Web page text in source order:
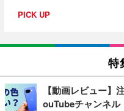
PICK UP
特
【動画レビュー】
ouTubeチャンネル